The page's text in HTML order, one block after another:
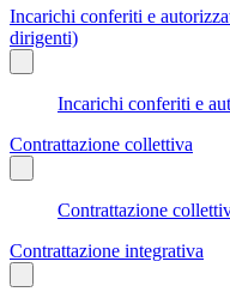
Incarichi conferiti e
dirigenti)
Incarichi conferiti e
Contrattazione collettiva
Contrattazione
Contrattazione integrativa